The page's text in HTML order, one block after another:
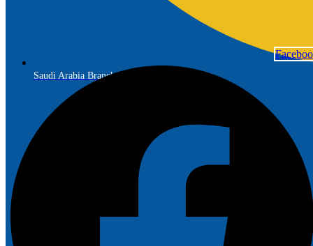
Saudi Arabia Branch: +966 56 691 7299